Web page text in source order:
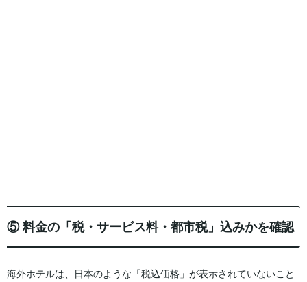
⑤ 料金の「税・サービス料・都市税」込みかを確認
海外ホテルは、日本のような「税込価格」が表示されていないこと